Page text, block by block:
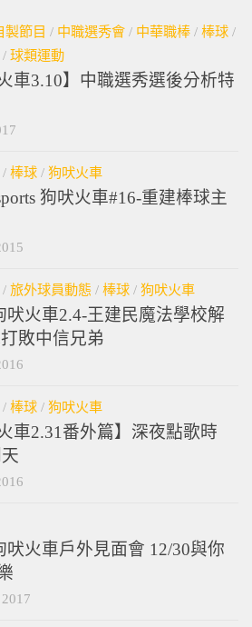
製節目 / 中職選秀會 / 中華職棒 / 棒球 /
/ 球類運動
車3.10】中職選秀選後分析特
/ 棒球 / 狗吠火車
狗吠火車#16-重建棒球主
/ 旅外球員動態 / 棒球 / 狗吠火車
吠火車2.4-王建民魔法學校解
敗中信兄弟
/ 棒球 / 狗吠火車
車2.31番外篇】深夜點歌時
吠火車戶外見面會 12/30與你